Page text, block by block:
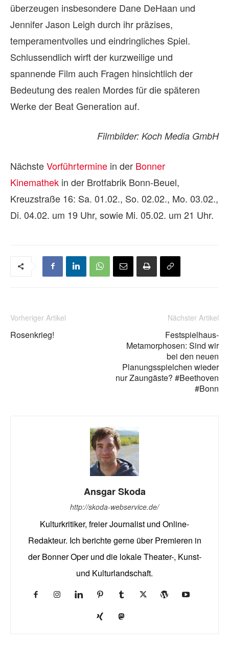
überzeugen insbesondere Dane DeHaan und
Jennifer Jason Leigh durch ihr präzises,
temperamentvolles und eindringliches Spiel.
Schlussendlich wirft der kurzweilige und
spannende Film auch Fragen hinsichtlich der
Bedeutung des realen Mordes für die späteren
Werke der Beat Generation auf.
Filmbilder: Koch Media GmbH
NächsteVorführtermine in der Bonner
Kinemathek in der Brotfabrik Bonn-Beuel,
Kreuzstraße 16: Sa. 01.02., So. 02.02., Mo. 03.02.,
Di. 04.02. um 19 Uhr, sowie Mi. 05.02. um 21 Uhr.
Vorheriger Artikel
Rosenkrieg!
Nächster Artikel
Festspielhaus-
Metamorphosen: Sind wir
bei den neuen
Planungsspielchen wieder
nur Zaungäste? #Beethoven
#Bonn
Ansgar Skoda
http://skoda-webservice.de/
Kulturkritiker, freier Journalist und Online-
Redakteur. Ich berichte gerne über Premieren in
der Bonner Oper und die lokale Theater-, Kunst-
und Kulturlandschaft.